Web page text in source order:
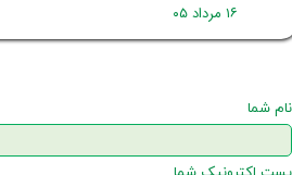
۱۶ مرداد ۰۵
نام شما